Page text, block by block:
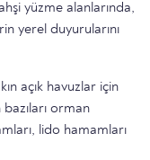
yüzme alanlarında,
yerel duyurularını
açık havuzlar için
orman
lido hamamları